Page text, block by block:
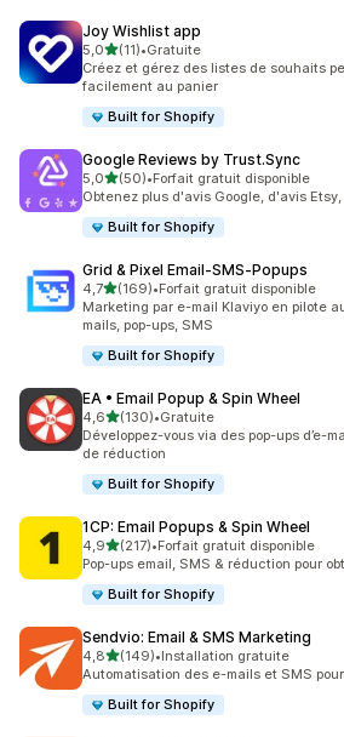
Joy Wishlist app
5,0étoile(s) sur 5
(11)
11 avis au total
•Gratuite
Créez et gérez des listes de souhaits
facilement au panier
Built for Shopify
Google Reviews by Trust.Sync
5,0étoile(s) sur 5
(50)
50 avis au total
•Forfait gratuit disponible
Obtenez plus d'avis Google, d'avis
Built for Shopify
Grid & Pixel Email‑SMS‑Popups
4,7étoile(s) sur 5
(169)
169 avis au total
•Forfait gratuit disponible
Marketing par e-mail Klaviyo en pilote
mails, pop-ups, SMS
Built for Shopify
EA • Email Popup & Spin Wheel
4,6étoile(s) sur 5
(130)
130 avis au total
•Gratuite
Développez-vous via des pop-ups d’e-
de réduction
Built for Shopify
1CP: Email Popups & Spin Wheel
4,9étoile(s) sur 5
(217)
217 avis au total
•Forfait gratuit disponible
Pop-ups email, SMS & réduction pour
Built for Shopify
Sendvio: Email & SMS Marketing
4,8étoile(s) sur 5
(149)
149 avis au total
•Installation gratuite
Automatisation des e-mails et SMS
Built for Shopify